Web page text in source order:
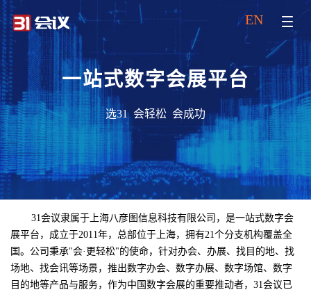
EN
一站式数字会展平台
选31 会轻松 会成功
31会议隶属于上海八彦图信息科技有限公司，是一站式数字会
展平台，成立于2011年，总部位于上海，拥有21个分支机构覆盖全
国。公司秉承"会·更轻松"的使命，针对办会、办展、找目的地、找
场地、找会讯等场景，推出数字办会、数字办展、数字场馆、数字
目的地等产品与服务，作为中国数字会展的重要推动者，31会议已